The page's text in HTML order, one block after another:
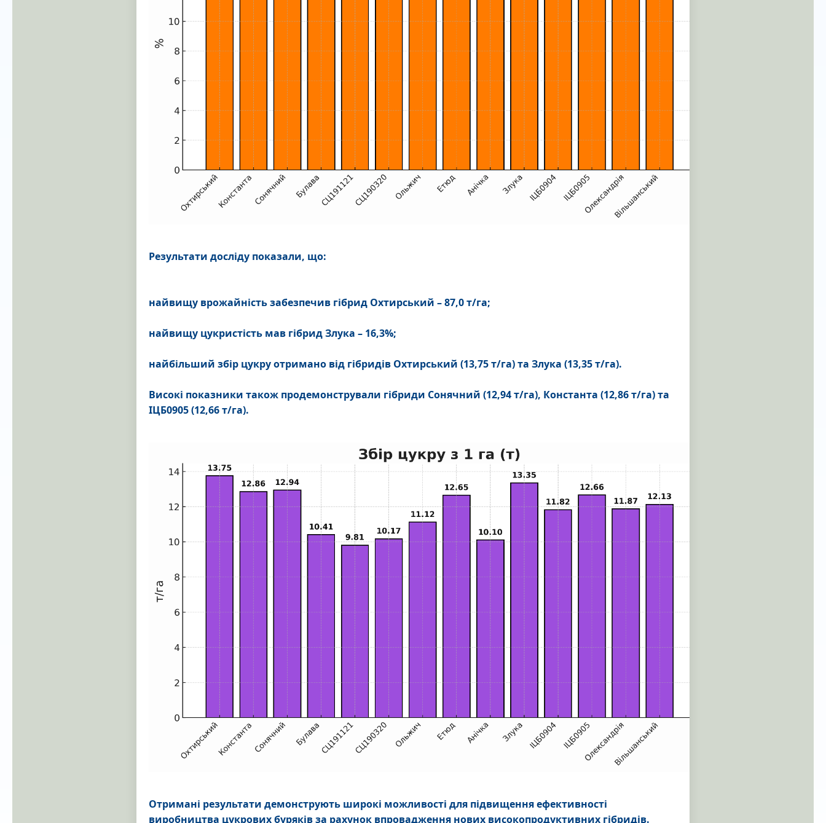
Результати досліду показали, що:
найвищу врожайність забезпечив гібрид Охтирський – 87,0 т/га;
найвищу цукристість мав гібрид Злука – 16,3%;
найбільший збір цукру отримано від гібридів Охтирський (13,75 т/га) та Злука (13,35 т/га).
Високі показники також продемонстрували гібриди Сонячний (12,94 т/га), Константа (12,86 т/га) та
ІЦБ0905 (12,66 т/га).
Отримані результати демонструють широкі можливості для підвищення ефективності
виробництва цукрових буряків за рахунок впровадження нових високопродуктивних гібридів.